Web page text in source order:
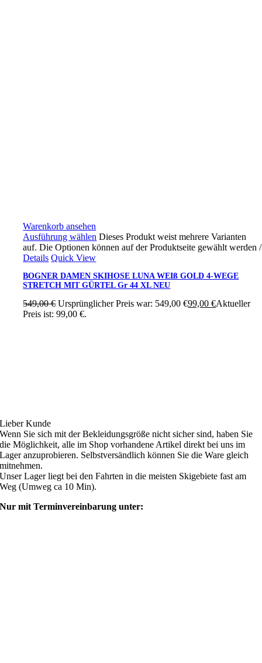
Warenkorb ansehen
Ausführung wählen Dieses Produkt weist mehrere Varianten
auf. Die Optionen können auf der Produktseite gewählt werden/
Details Quick View
BOGNER DAMEN SKIHOSE LUNA WEIß GOLD 4-WEGE
STRETCH MIT GÜRTEL Gr 44 XL NEU
549,00€ Ursprünglicher Preis war: 549,00 €99,00€Aktueller
Preis ist: 99,00 €.
Lieber Kunde
Wenn Sie sich mit der Bekleidungsgröße nicht sicher sind, haben Sie
die Möglichkeit, alle im Shop vorhandene Artikel direkt bei uns im
Lager anzuprobieren. Selbstversändlich können Sie die Ware gleich
mitnehmen.
Unser Lager liegt bei den Fahrten in die meisten Skigebiete fast am
Weg (Umweg ca 10 Min).
Nur mit Terminvereinbarung unter: